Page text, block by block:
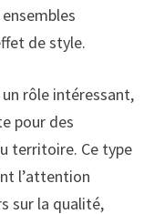
de style.
rôle intéressant,
pour des
territoire. Ce type
l’attention
sur la qualité,